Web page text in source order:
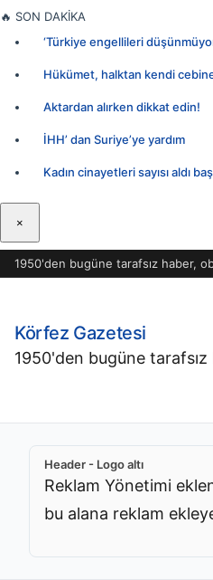
İçeriğe
🔥 SON DAKİKA
‘Türkiye engellileri
Hükümet, halktan kendi
Aktardan alırken dikkat edin!
İHH’ dan Suriye’ye yardım
Kadın cinayetleri sayısı aldı
×
1950'den bugüne tarafsız haber,
Körfez Gazetesi
1950'den bugüne
Header - Logo altı
Reklam Yönetimi
bu alana reklam